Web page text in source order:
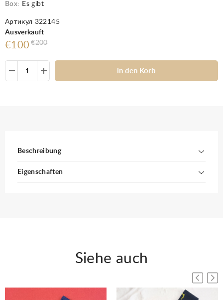
Box: Es gibt
Артикул 322145
Ausverkauft
€100 €200
in den Korb
Beschreibung
Eigenschaften
Siehe auch